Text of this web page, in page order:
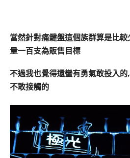
當然針對痛鍵盤這個族群算是比
量一百支為販售目標
不過我也覺得還蠻有勇氣敢投入
不敢接觸的